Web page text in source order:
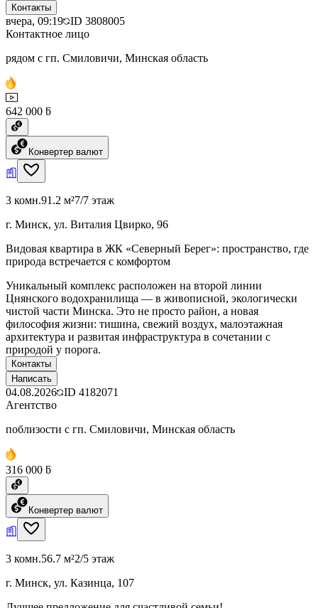
Контакты
вчера, 09:19 ID 3808005
Контактное лицо
рядом с гп. Смиловичи, Минская область
642 000 ƃ
Конвертер валют
3 комн.91.2 м²7/7 этаж
г. Минск, ул. Виталия Цвирко, 96
Видовая квартира в ЖК «Северный Берег»: пространство, где
природа встречается с комфортом
Уникальный комплекс расположен на второй линии
Цнянского водохранилища — в живописной, экологически
чистой части Минска. Это не просто район, а новая
философия жизни: тишина, свежий воздух, малоэтажная
архитектура и развитая инфраструктура в сочетании с
природой у порога.
Контакты
Написать
04.08.2026 ID 4182071
Агентство
поблизости с гп. Смиловичи, Минская область
316 000 ƃ
Конвертер валют
3 комн.56.7 м²2/5 этаж
г. Минск, ул. Казинца, 107